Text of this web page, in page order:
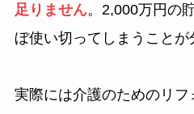
足りません。2,000万円の
ぼ使い切ってしまうことが
実際には介護のためのリ